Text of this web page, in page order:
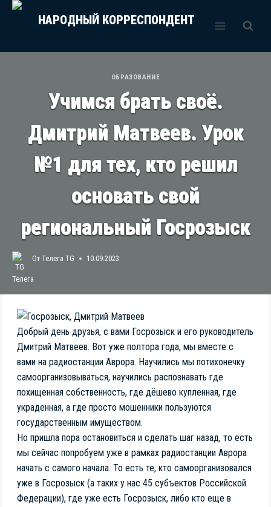
Перейти
НАРОДНЫЙ КОРРЕСПОНДЕНТ
ОБРАЗОВАНИЕ
Учимся брать своё.
Дмитрий Матвеев. Урок
№1 для тех, кто решил
основать свой
региональный Госрозыск
От Телега TG 10.09.2023
Добрый день друзья, с вами Госрозыск и его руководитель
Дмитрий Матвеев. Вот уже полтора года, мы вместе с
вами на радиостанции Аврора. Научились мы потихонечку
самоорганизовываться, научились распознавать где
похищенная собственность, где дёшево купленная, где
украденная, а где просто мошенники пользуются
государственным имуществом.
Но пришла пора остановиться и сделать шаг назад, то есть
мы сейчас попробуем уже в рамках радиостанции Аврора
начать с самого начала. То есть те, кто самоорганизовался
уже в Госрозыск (а таких у нас 45 субъектов Российской
Федерации), где уже есть Госрозыск, либо кто еще в